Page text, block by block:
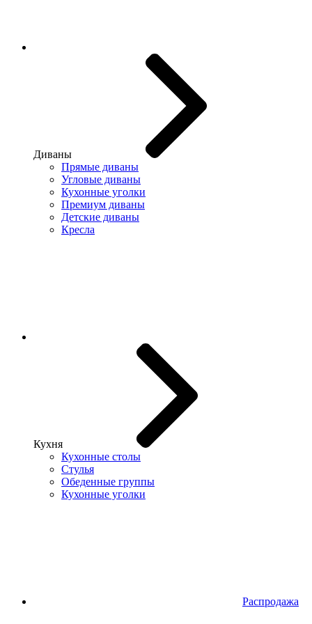
Диваны
Прямые диваны
Угловые диваны
Кухонные уголки
Премиум диваны
Детские диваны
Кресла
Кухня
Кухонные столы
Стулья
Обеденные группы
Кухонные уголки
Распродажа